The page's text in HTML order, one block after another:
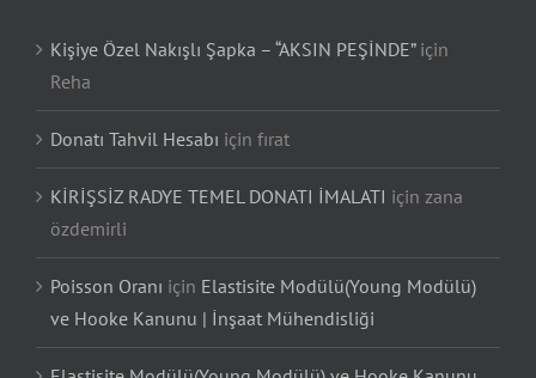
Kişiye Özel Nakışlı Şapka – “AKSIN PEŞİNDE”için
Reha
Donatı Tahvil Hesabı için fırat
KİRİŞSİZ RADYE TEMEL DONATI İMALATI için zana
özdemirli
Poisson Oranı için Elastisite Modülü(Young Modülü)
ve Hooke Kanunu | İnşaat Mühendisliği